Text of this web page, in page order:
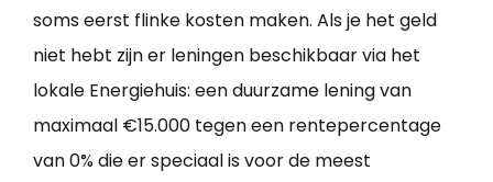
soms eerst flinke kosten maken. Als je het geld
niet hebt zijn er leningen beschikbaar via het
lokale Energiehuis: een duurzame lening van
maximaal €15.000 tegen een rentepercentage
van 0% die er speciaal is voor de meest